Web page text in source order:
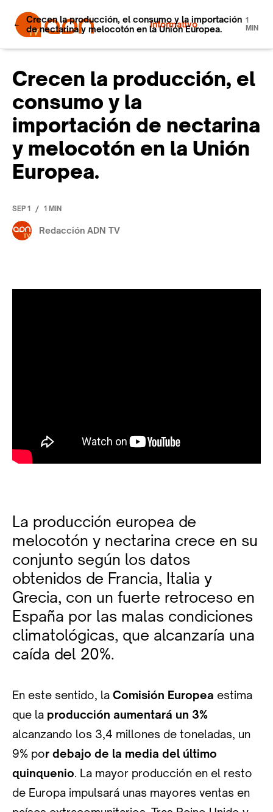
Informativo
Crecen la producción, el consumo y la importación
de nectarina y melocotón en la Unión Europea.
1
MIN
Crecen la producción, el
consumo y la
importación de nectarina
y melocotón en la Unión
Europea.
SEP 1 / 1 MIN
Redacción ADN TV
La producción europea de
melocotón y nectarina crece en su
conjunto según los datos
obtenidos de Francia, Italia y
Grecia, con un fuerte retroceso en
España por las malas condiciones
climatológicas, que alcanzaría una
caída del 20%.
En este sentido, la Comisión Europea estima
que la producción aumentará un 3%
alcanzando los 3,4 millones de toneladas, un
9% por debajo de la media del último
quinquenio. La mayor producción en el resto
de Europa impulsará unas mayores ventas en